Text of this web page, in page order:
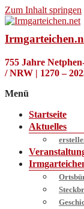
Zum Inhalt springen
755 Jahre
/ NRW | 1270 –
Menü
Startseite
Aktuelles